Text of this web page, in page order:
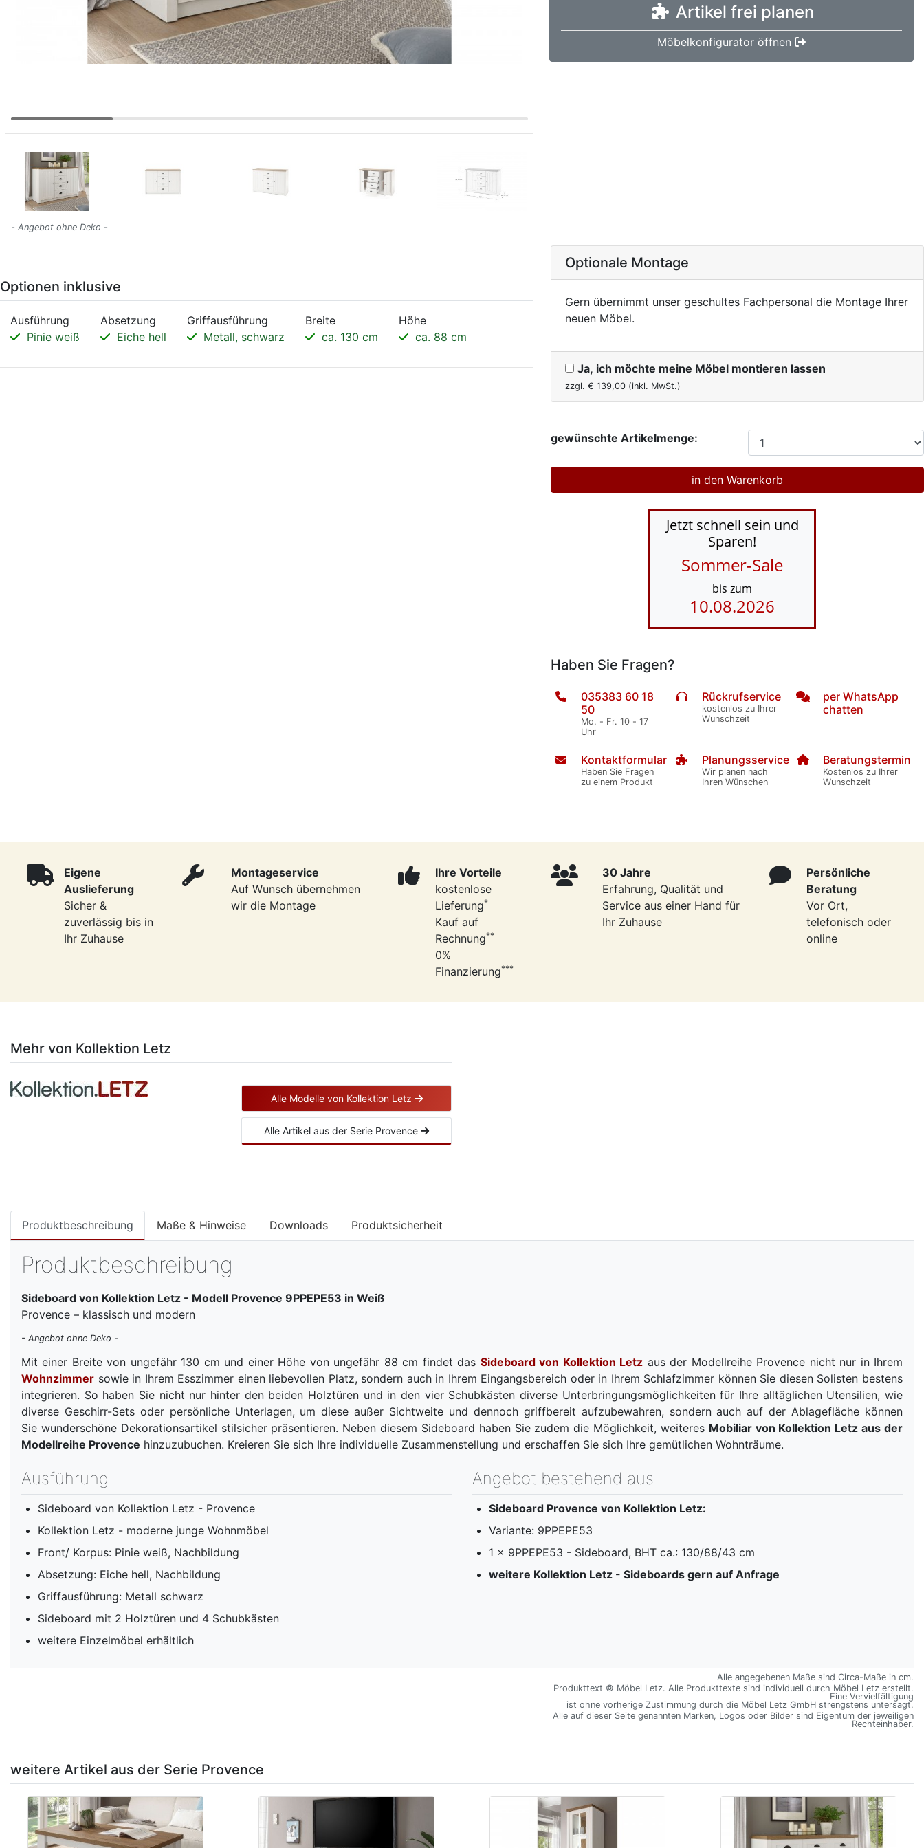
- Angebot ohne Deko -
Artikel frei planen
Möbelkonfigurator öffnen
Optionen inklusive
Ausführung
Pinie weiß
Absetzung
Eiche hell
Griffausführung
Metall, schwarz
Breite
ca. 130 cm
Höhe
ca. 88 cm
Optionale Montage
Gern übernimmt unser geschultes Fachpersonal die Montage Ihrer
neuen Möbel.
Ja, ich möchte meine Möbel montieren lassen
zzgl. € 139,00 (inkl. MwSt.)
gewünschte Artikelmenge:
Jetzt schnell sein und
Sparen!
Sommer-Sale
bis zum
10.08.2026
Haben Sie Fragen?
035383 60 18
50
Mo. - Fr. 10 - 17
Uhr
Rückrufservice
kostenlos zu Ihrer
Wunschzeit
per WhatsApp
chatten
Kontaktformular
Haben Sie Fragen
zu einem Produkt
Planungsservice
Wir planen nach
Ihren Wünschen
Beratungstermin
Kostenlos zu Ihrer
Wunschzeit
Eigene
Auslieferung
Sicher &
zuverlässig bis in
Ihr Zuhause
Montageservice
Auf Wunsch übernehmen
wir die Montage
Ihre Vorteile
kostenlose
Lieferung*
Kauf auf
Rechnung**
0%
Finanzierung***
30 Jahre
Erfahrung, Qualität und
Service aus einer Hand für
Ihr Zuhause
Persönliche
Beratung
Vor Ort,
telefonisch oder
online
Mehr von Kollektion Letz
Alle Modelle von Kollektion Letz
Alle Artikel aus der Serie Provence
Produktbeschreibung Maße & Hinweise Downloads Produktsicherheit
Produktbeschreibung
Sideboard von Kollektion Letz - Modell Provence 9PPEPE53 in Weiß
Provence – klassisch und modern
- Angebot ohne Deko -
Mit einer Breite von ungefähr 130 cm und einer Höhe von ungefähr 88 cm findet das Sideboard von Kollektion Letz aus der Modellreihe Provence nicht nur in Ihrem
Wohnzimmer sowie in Ihrem Esszimmer einen liebevollen Platz, sondern auch in Ihrem Eingangsbereich oder in Ihrem Schlafzimmer können Sie diesen Solisten bestens
integrieren. So haben Sie nicht nur hinter den beiden Holztüren und in den vier Schubkästen diverse Unterbringungsmöglichkeiten für Ihre alltäglichen Utensilien, wie
diverse Geschirr-Sets oder persönliche Unterlagen, um diese außer Sichtweite und dennoch griffbereit aufzubewahren, sondern auch auf der Ablagefläche können
Sie wunderschöne Dekorationsartikel stilsicher präsentieren. Neben diesem Sideboard haben Sie zudem die Möglichkeit, weiteres Mobiliar von Kollektion Letz aus der
Modellreihe Provence hinzuzubuchen. Kreieren Sie sich Ihre individuelle Zusammenstellung und erschaffen Sie sich Ihre gemütlichen Wohnträume.
Ausführung
Sideboard von Kollektion Letz - Provence
Kollektion Letz - moderne junge Wohnmöbel
Front/ Korpus: Pinie weiß, Nachbildung
Absetzung: Eiche hell, Nachbildung
Griffausführung: Metall schwarz
Sideboard mit 2 Holztüren und 4 Schubkästen
weitere Einzelmöbel erhältlich
Angebot bestehend aus
Sideboard Provence von Kollektion Letz:
Variante: 9PPEPE53
1 x 9PPEPE53 - Sideboard, BHT ca.: 130/88/43 cm
weitere Kollektion Letz - Sideboards gern auf Anfrage
Alle angegebenen Maße sind Circa-Maße in cm.
Produkttext © Möbel Letz. Alle Produkttexte sind individuell durch Möbel Letz erstellt.
Eine Vervielfältigung
ist ohne vorherige Zustimmung durch die Möbel Letz GmbH strengstens untersagt.
Alle auf dieser Seite genannten Marken, Logos oder Bilder sind Eigentum der jeweiligen
Rechteinhaber.
weitere Artikel aus der Serie Provence